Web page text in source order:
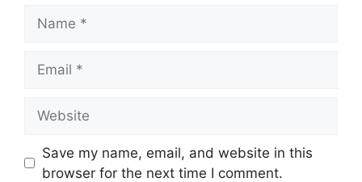
Save my name, email, and website in this
browser for the next time I comment.